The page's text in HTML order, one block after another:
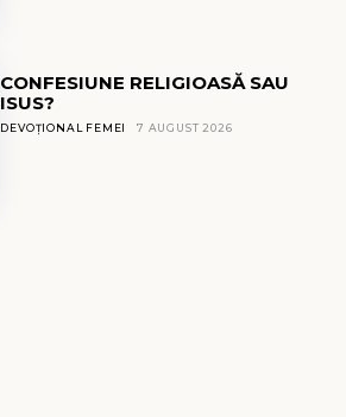
CONFESIUNE RELIGIOASĂ SAU
ISUS?
DEVOȚIONAL FEMEI 7 AUGUST 2026